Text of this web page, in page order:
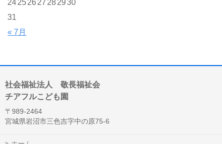
« 7月
242526 27 2829 30
31
社会福祉法人 敬長福祉会
チアフルこども園
〒989-2464
宮城県岩沼市三色吉字中の原75-6